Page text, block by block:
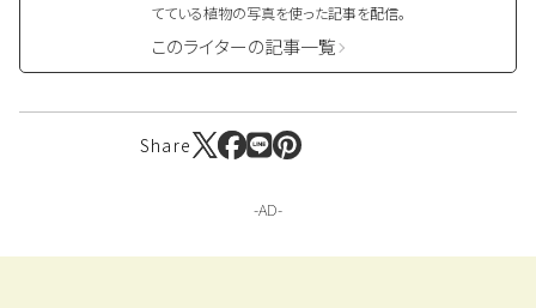
てている植物の写真を使った記事を配信。
このライターの記事一覧
Share